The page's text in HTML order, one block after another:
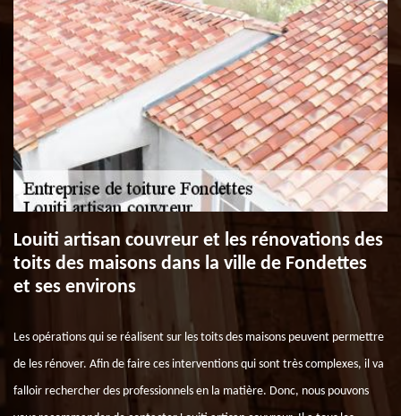
Louiti artisan couvreur et les rénovations des
toits des maisons dans la ville de Fondettes
et ses environs
Les opérations qui se réalisent sur les toits des maisons peuvent permettre
de les rénover. Afin de faire ces interventions qui sont très complexes, il va
falloir rechercher des professionnels en la matière. Donc, nous pouvons